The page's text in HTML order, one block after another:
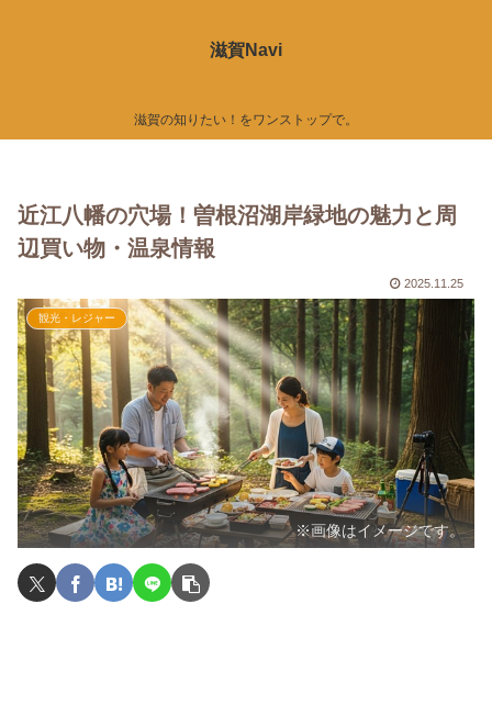
滋賀Navi
滋賀の知りたい！をワンストップで。
近江八幡の穴場！曽根沼湖岸緑地の魅力と周
辺買い物・温泉情報
2025.11.25
観光・レジャー
※画像はイメージです。